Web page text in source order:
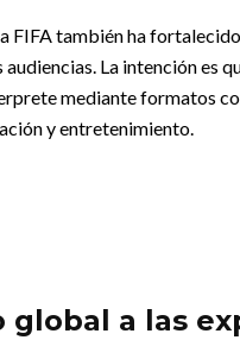
FIFA también ha
La intención es
mediante formatos
y entretenimiento.
global a las